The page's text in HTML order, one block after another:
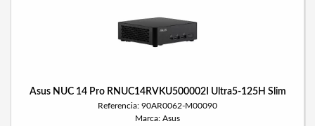
Asus NUC 14 Pro RNUC14RVKU500002I Ultra5-125H Slim
Referencia: 90AR0062-M00090
Marca: Asus